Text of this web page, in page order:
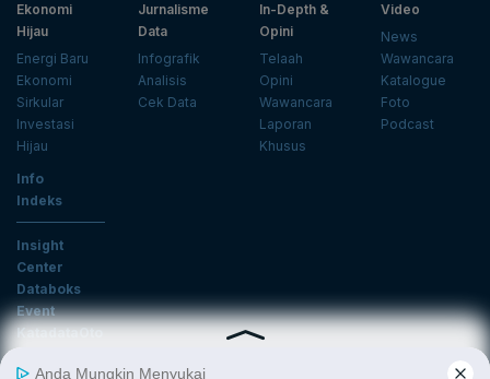
Ekonomi
Hijau
Energi Baru
Ekonomi
Sirkular
Investasi
Hijau
Jurnalisme
Data
Infografik
Analisis
Cek Data
In-Depth &
Opini
Telaah
Opini
Wawancara
Laporan
Khusus
Video
News
Wawancara
Katalogue
Foto
Podcast
Info
Indeks
Insight
Center
Databoks
Event
KatadataOto